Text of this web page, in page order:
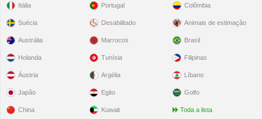
Itália
Suécia
Portugal
Desabilitado
Colômbia
Animais de estimação
Austrália
Holanda
Áustria
Japão
China
Marrocos
Tunísia
Argélia
Egito
Kuwait
Brasil
Filipinas
Líbano
Golfo
Toda a lista